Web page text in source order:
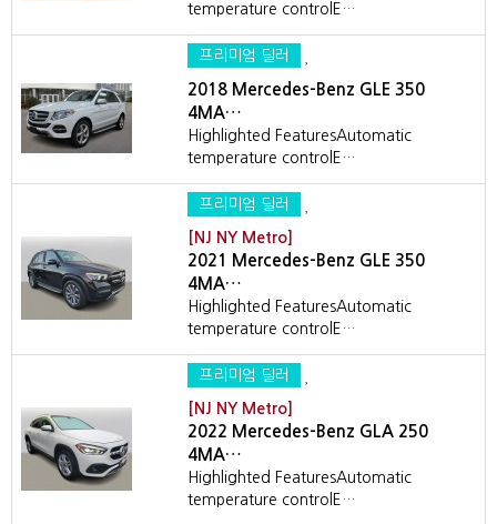
temperature controlE…
프리미엄 딜러
2018 Mercedes-Benz GLE 350
4MA…
Highlighted FeaturesAutomatic
temperature controlE…
프리미엄 딜러
[NJ NY Metro]
2021 Mercedes-Benz GLE 350
4MA…
Highlighted FeaturesAutomatic
temperature controlE…
프리미엄 딜러
[NJ NY Metro]
2022 Mercedes-Benz GLA 250
4MA…
Highlighted FeaturesAutomatic
temperature controlE…